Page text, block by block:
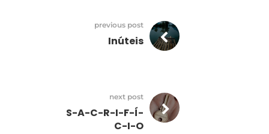
previous post
Inúteis
next post
S-A-C-R-I-F-Í-
C-I-O